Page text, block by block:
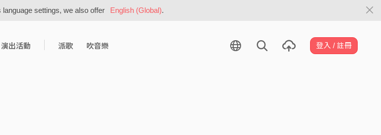
settings, we also offer English (Global).
演出活動 派歌 吹音樂 登入 / 註冊